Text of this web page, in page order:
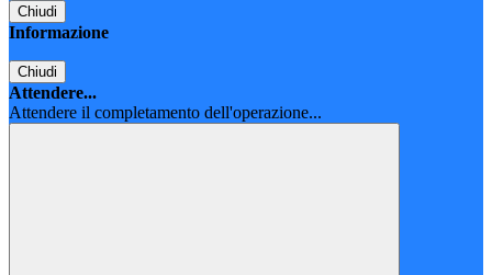
Chiudi
Informazione
Chiudi
Attendere...
Attendere il completamento dell'operazione...